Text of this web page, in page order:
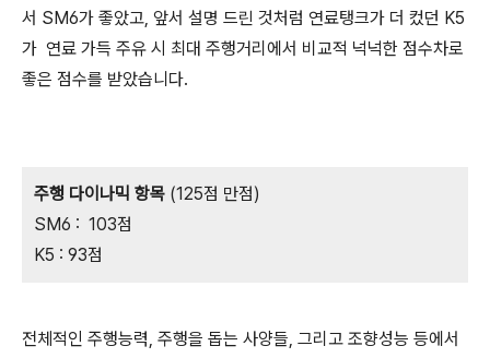
서 SM6가 좋았고, 앞서 설명 드린 것처럼 연료탱크가 더 컸던 K5
가 연료 가득 주유 시 최대 주행거리에서 비교적 넉넉한 점수차로
좋은 점수를 받았습니다.
주행 다이나믹 항목 (125점 만점)
SM6 : 103점
K5 : 93점
전체적인 주행능력, 주행을 돕는 사양들, 그리고 조향성능 등에서